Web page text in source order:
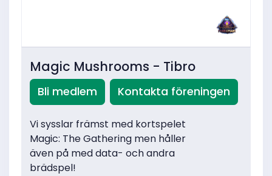
Magic Mushrooms - Tibro
Bli medlem Kontakta föreningen
Vi sysslar främst med kortspelet
Magic: The Gathering men håller
även på med data- och andra
brädspel!